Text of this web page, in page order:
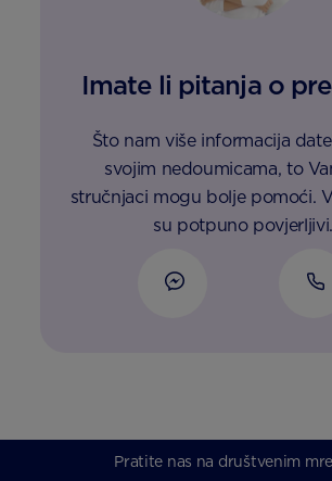
Imate li pitanja o
Što nam više informacija
svojim nedoumicama, to
stručnjaci mogu bolje pomoći.
su potpuno povjerljivi.
Pratite nas na društvenim